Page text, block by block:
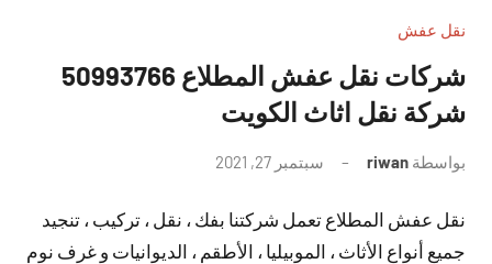
نقل عفش
شركات نقل عفش المطلاع 50993766
شركة نقل اثاث الكويت
بواسطة riwan سبتمبر 27, 2021
تعليقات
نقل عفش المطلاع تعمل شركتنا بفك ، نقل ، تركيب ، تنجيد
جميع أنواع الأثاث ، الموبيليا ، الأطقم ، الديوانيات و غرف نوم